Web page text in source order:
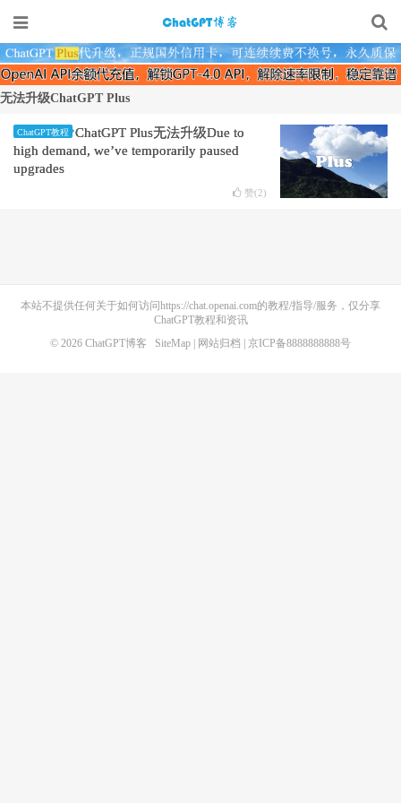
无法升级ChatGPT Plus
ChatGPT教程
ChatGPT Plus无法升级Due to
high demand, we’ve temporarily paused
upgrades
赞(2)
本站不提供任何关于如何访问https://chat.openai.com的教程/指导/服务，仅分享
ChatGPT教程和资讯
© 2026 ChatGPT博客 SiteMap | 网站归档 | 京ICP备8888888888号